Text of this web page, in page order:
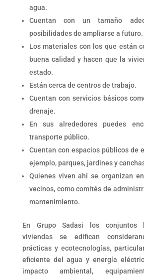
agua.
Cuentan con un tamaño
posibilidades de ampliarse a futuro.
Los materiales con los que están
buena calidad y hacen que la
estado.
Están cerca de centros de trabajo.
Cuentan con servicios básicos
drenaje.
En sus alrededores puedes
transporte público.
Cuentan con espacios públicos de
ejemplo, parques, jardines y
Quienes viven ahí se organizan
vecinos, como comités de
mantenimiento.
En Grupo Sadasi los conjuntos
viviendas se edifican
prácticas y ecotecnologías,
eficiente del agua y energía
impacto ambiental,